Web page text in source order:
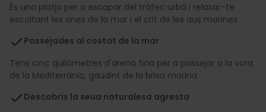
És una platja per a escapar del tràfec urbà i relaxar-te
escoltant les ones de la mar i el crit de les aus marines.
Passejades al costat de la mar
Tens cinc quilòmetres d'arena fina per a passejar a la vora
de la Mediterrània, gaudint de la brisa marina.
Descobrix la seua naturalesa agresta